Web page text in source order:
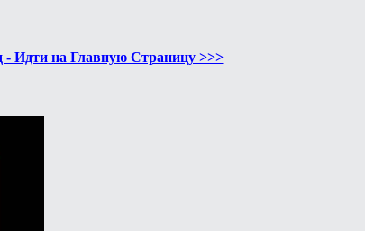
- Идти на Главную Страницу >>>